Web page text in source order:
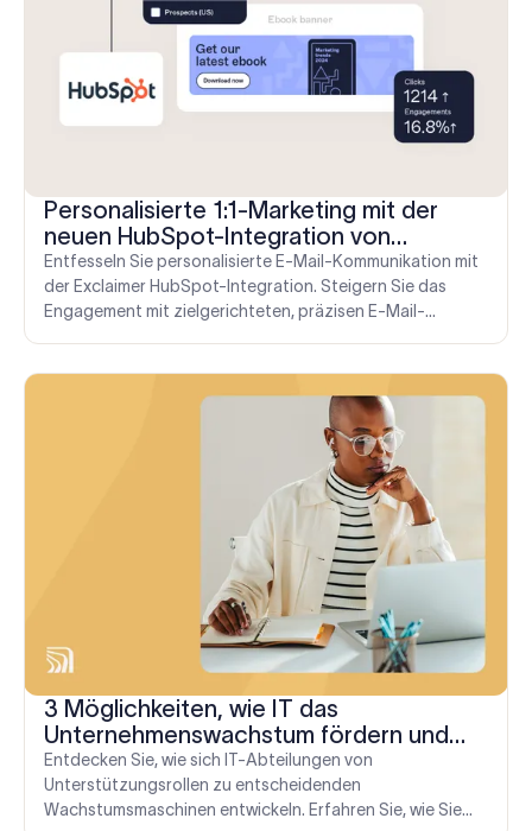
Personalisierte 1:1-Marketing mit der
neuen HubSpot-Integration von
Exclaimer verbessern
Entfesseln Sie personalisierte E-Mail-Kommunikation mit
der Exclaimer HubSpot-Integration. Steigern Sie das
Engagement mit zielgerichteten, präzisen E-Mail-
3 Möglichkeiten, wie IT das
Unternehmenswachstum fördern und
Innovationen entfachen kann
Entdecken Sie, wie sich IT-Abteilungen von
Unterstützungsrollen zu entscheidenden
Wachstumsmaschinen entwickeln. Erfahren Sie, wie Sie